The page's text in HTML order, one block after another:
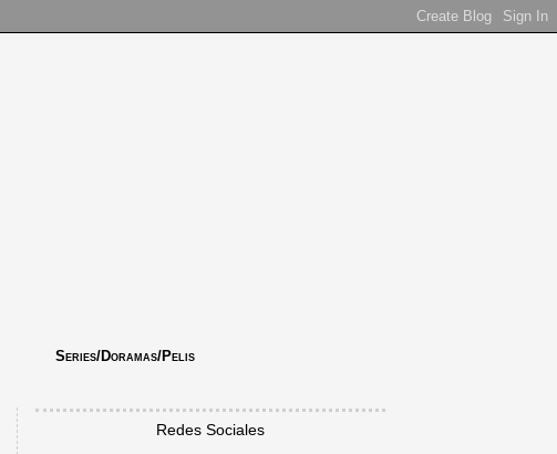
Series/Doramas/Pelis
Redes Sociales